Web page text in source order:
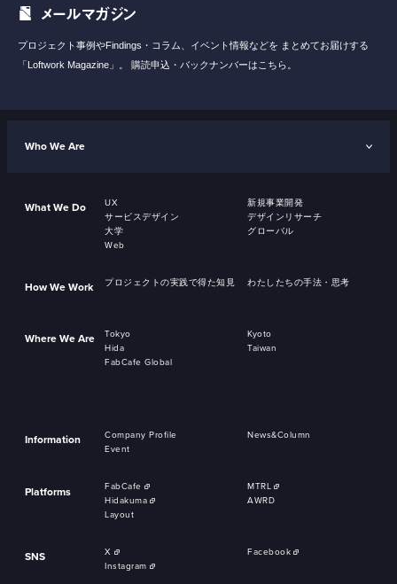
メールマガジン
プロジェクト事例やFindings・コラム、イベント情報などを まとめてお届けする
「Loftwork Magazine」。
購読申込・バックナンバーはこちら。
Who We Are
What We Do UX
新規事業開発
サービスデザイン
デザインリサーチ
大学
グローバル
Web
How We Work プロジェクトの実践で得た知見 わたしたちの手法・思考
Where We Are Tokyo
Kyoto
Hida
Taiwan
FabCafe Global
Information Company Profile
News&Column
Event
Platforms FabCafe
MTRL
Hidakuma
AWRD
Layout
SNS X
Facebook
Instagram